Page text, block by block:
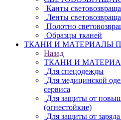
Канты
Ленты
Полотно
Образцы тканей
ТКАНИ И МАТЕРИАЛЫ
Назад
ТКАНИ И
Для спецодежды
Для медицинской
сервиса
Для защиты от
(огнестойкие)
Для защиты от заряда